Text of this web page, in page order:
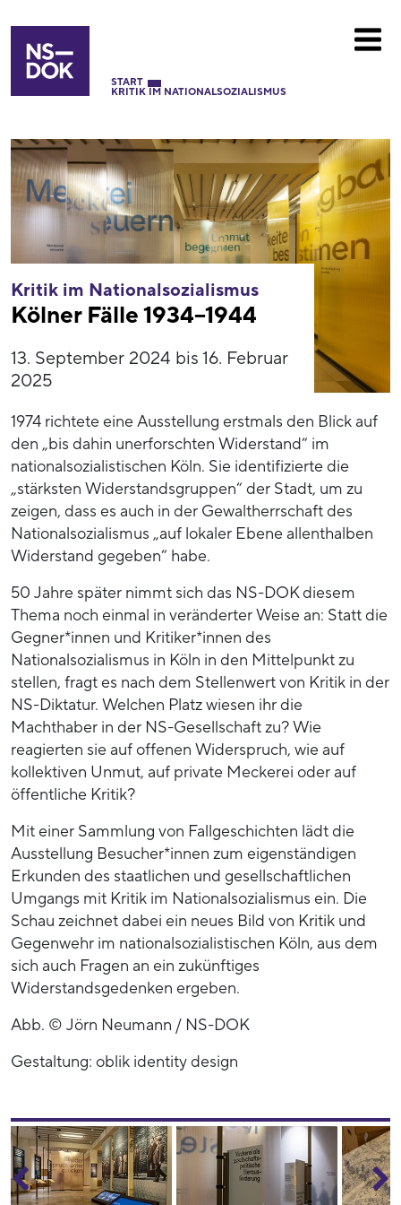
START
KRITIK IM NATIONALSOZIALISMUS
Kritik im Nationalsozialismus
Kölner Fälle 1934–1944
13. September 2024 bis 16. Februar
2025
1974 richtete eine Ausstellung erstmals den Blick auf
den „bis dahin unerforschten Widerstand“ im
nationalsozialistischen Köln. Sie identifizierte die
„stärksten Widerstandsgruppen“ der Stadt, um zu
zeigen, dass es auch in der Gewaltherrschaft des
Nationalsozialismus „auf lokaler Ebene allenthalben
Widerstand gegeben“ habe.
50 Jahre später nimmt sich das NS-DOK diesem
Thema noch einmal in veränderter Weise an: Statt die
Gegner*innen und Kritiker*innen des
Nationalsozialismus in Köln in den Mittelpunkt zu
stellen, fragt es nach dem Stellenwert von Kritik in der
NS-Diktatur. Welchen Platz wiesen ihr die
Machthaber in der NS-Gesellschaft zu? Wie
reagierten sie auf offenen Widerspruch, wie auf
kollektiven Unmut, auf private Meckerei oder auf
öffentliche Kritik?
Mit einer Sammlung von Fallgeschichten lädt die
Ausstellung Besucher*innen zum eigenständigen
Erkunden des staatlichen und gesellschaftlichen
Umgangs mit Kritik im Nationalsozialismus ein. Die
Schau zeichnet dabei ein neues Bild von Kritik und
Gegenwehr im nationalsozialistischen Köln, aus dem
sich auch Fragen an ein zukünftiges
Widerstandsgedenken ergeben.
Abb. © Jörn Neumann / NS-DOK
Gestaltung: oblik identity design